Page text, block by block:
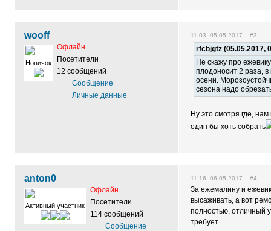
wooff
Новичок
Офлайн
Посетители
12 сообщений
Сообщение
Личные данные
11:03, 05.05.2017 #3
rfcbjgtz (05.05.2017,
Не скажу про
плодоносит 2 раза,
осени.
сезона надо
Ну это смотря где,
один бы хоть собрать
anton0
Активный участник
Офлайн
Посетители
114 сообщений
Сообщение
11:16, 06.05.2017 #4
За ежемалину и
высаживать, а вот
полностью, отличный
требует.